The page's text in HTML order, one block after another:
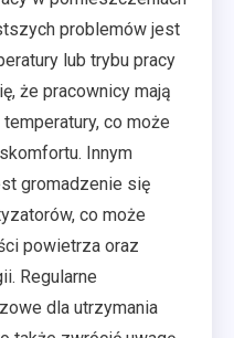
problemów jest
lub trybu pracy
że pracownicy mają
co może
Innym
gromadzenie się
co może
powietrza oraz
Regularne
dla utrzymania